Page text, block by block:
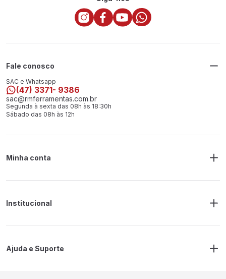
Fale conosco
SAC e Whatsapp
(47) 3371- 9386
sac@rmferramentas.com.br
Segunda à sexta das 08h às 18:30h
Sábado das 08h às 12h
Minha conta
Endereço de Entrega
Institucional
Politica de Privacidade
Ajuda e Suporte